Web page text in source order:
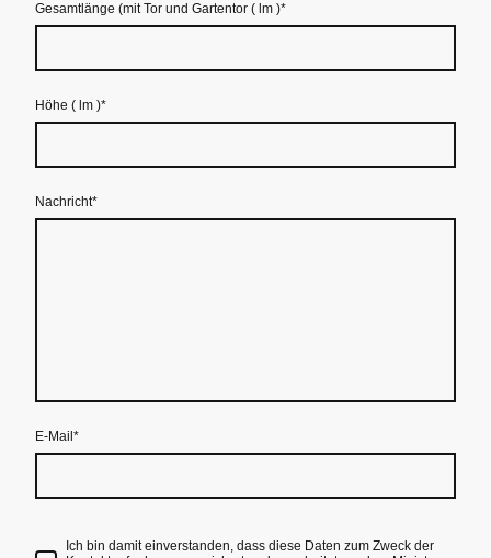
Gesamtlänge (mit Tor und Gartentor ( lm )*
Höhe ( lm )*
Nachricht*
E-Mail*
Ich bin damit einverstanden, dass diese Daten zum Zweck der